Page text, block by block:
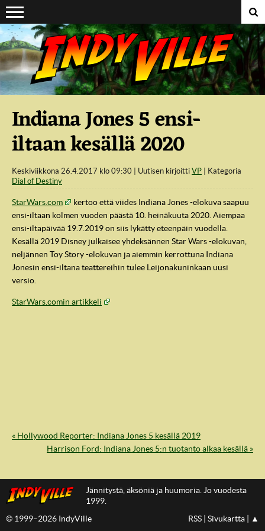
Suoraan sisältöön
IndyVille
Indiana Jones 5 ensi-
iltaan kesällä 2020
Keskiviikkona 26.4.2017 klo 09:30 Uutisen kirjoitti VP
Kategoria
Dial of Destiny
StarWars.com
kertoo että viides Indiana Jones -elokuva saapuu
ensi-iltaan kolmen vuoden päästä 10. heinäkuuta 2020. Aiempaa
ensi-iltapäivää 19.7.2019 on siis lykätty eteenpäin vuodella.
Kesällä 2019 Disney julkaisee yhdeksännen Star Wars -elokuvan,
neljännen Toy Story -elokuvan ja aiemmin kerrottuna Indiana
Jonesin ensi-iltana teattereihin tulee Leijonakuninkaan uusi
versio.
StarWars.comin artikkeli
« Hollywood Reporter: Indiana Jones 5 kesällä 2019
Harrison Ford: Indiana Jones 5:n tuotanto alkaa kesällä »
Jännitystä, äksöniä ja huumoria. Jo vuodesta
1999.
© 1999–2026 IndyVille
RSS Sivukartta ▲